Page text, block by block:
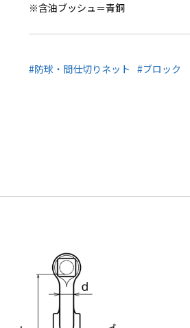
※含油ブッシュ＝青銅
#防球・間仕切りネット #ブロック